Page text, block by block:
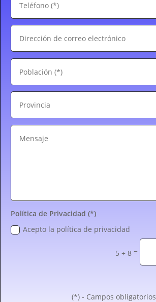
Política de Privacidad (*)
Acepto la política de privacidad
5 + 8 =
(*) - Campos obligatorios